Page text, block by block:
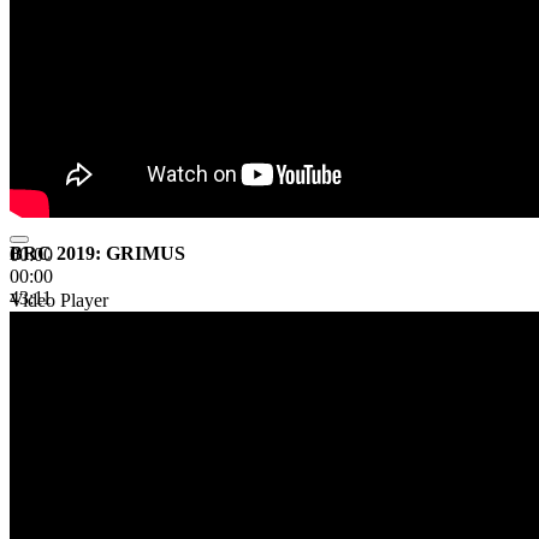
00:00
00:00
43:11
BRC 2019: GRIMUS
Video Player